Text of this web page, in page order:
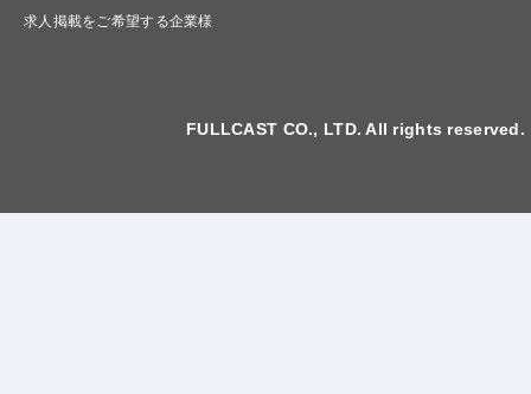
求人掲載をご希望する企業様
FULLCAST CO., LTD. All rights reserved.